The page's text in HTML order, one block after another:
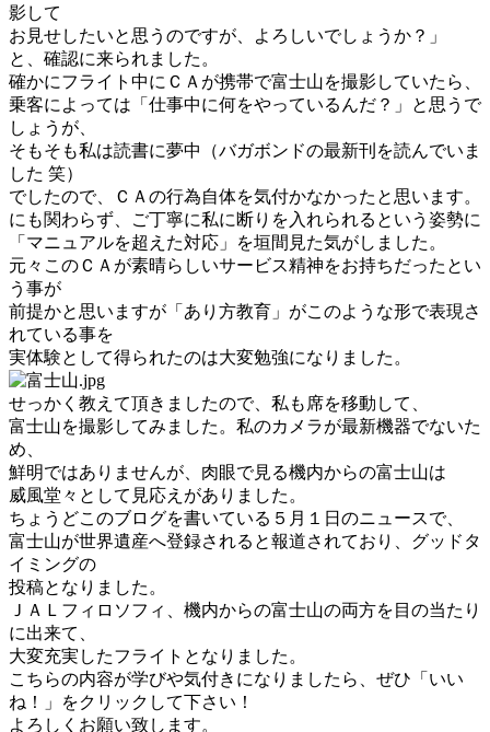
影して
お見せしたいと思うのですが、よろしいでしょうか？」
と、確認に来られました。
確かにフライト中にＣＡが携帯で富士山を撮影していたら、
乗客によっては「仕事中に何をやっているんだ？」と思うで
しょうが、
そもそも私は読書に夢中（バガボンドの最新刊を読んでいま
した 笑）
でしたので、ＣＡの行為自体を気付かなかったと思います。
にも関わらず、ご丁寧に私に断りを入れられるという姿勢に
「マニュアルを超えた対応」を垣間見た気がしました。
元々このＣＡが素晴らしいサービス精神をお持ちだったとい
う事が
前提かと思いますが「あり方教育」がこのような形で表現さ
れている事を
実体験として得られたのは大変勉強になりました。
せっかく教えて頂きましたので、私も席を移動して、
富士山を撮影してみました。私のカメラが最新機器でないた
め、
鮮明ではありませんが、肉眼で見る機内からの富士山は
威風堂々として見応えがありました。
ちょうどこのブログを書いている５月１日のニュースで、
富士山が世界遺産へ登録されると報道されており、グッドタ
イミングの
投稿となりました。
ＪＡＬフィロソフィ、機内からの富士山の両方を目の当たり
に出来て、
大変充実したフライトとなりました。
こちらの内容が学びや気付きになりましたら、ぜひ「いい
ね！」をクリックして下さい！
よろしくお願い致します。